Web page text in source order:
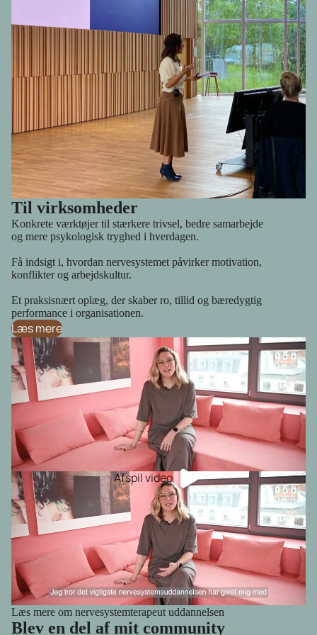
næret – af mennesker, der forstår præcis, hvad du taler om. Fordi
de selv lever og arbejder ud fra det samme fundament. Du skal
ikke stå alene med det, der betyder noget for dig.
Til virksomheder
Konkrete værktøjer til stærkere trivsel, bedre samarbejde
og mere psykologisk tryghed i hverdagen.
Få indsigt i, hvordan nervesystemet påvirker motivation,
konflikter og arbejdskultur.
Et praksisnært oplæg, der skaber ro, tillid og bæredygtig
performance i organisationen.
Læs mere
Afspil video
Læs mere om nervesystemterapeut uddannelsen
Blev en del af mit community